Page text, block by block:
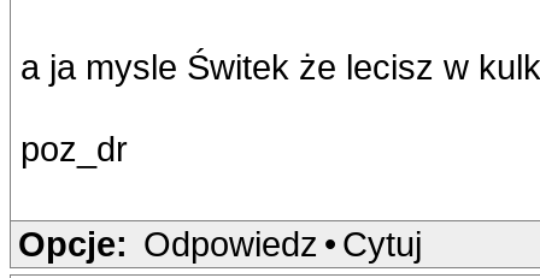
a ja mysle Świtek że lecisz w
poz_dr
Opcje: Odpowiedz • Cytuj